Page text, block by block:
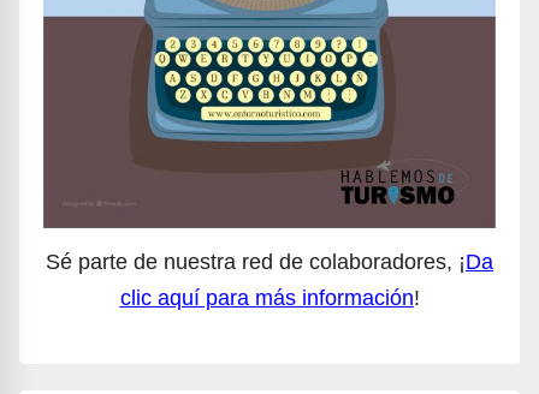
Sé parte de nuestra red de colaboradores, ¡Da
clic aquí para más información!